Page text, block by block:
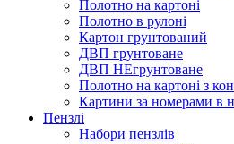
Полотно на картоні
Полотно в рулоні
Картон грунтований
ДВП грунтоване
ДВП НЕгрунтоване
Полотно на картоні з
Картини за номерами в
Пензлі
Набори пензлів